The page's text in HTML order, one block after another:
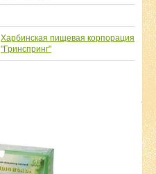
Харбинская пищевая корпорация
"Гринспринг"